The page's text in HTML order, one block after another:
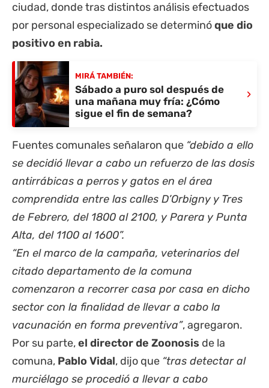
ciudad, donde tras distintos análisis efectuados
por personal especializado se determinóque dio
positivo en rabia.
MIRÁ TAMBIÉN:
Sábado a puro sol después de
una mañana muy fría: ¿Cómo
sigue el fin de semana?
›
Fuentes comunales señalaron que “debido a ello
se decidió llevar a cabo un refuerzo de las dosis
antirrábicas a perros y gatos en el área
comprendida entre las calles D’Orbigny y Tres
de Febrero, del 1800 al 2100, y Parera y Punta
Alta, del 1100 al 1600”.
“En el marco de la campaña, veterinarios del
citado departamento de la comuna
comenzaron a recorrer casa por casa en dicho
sector con la finalidad de llevar a cabo la
vacunación en forma preventiva”, agregaron.
Por su parte,el director de Zoonosis de la
comuna, Pablo Vidal, dijo que “tras detectar al
murciélago se procedió a llevar a cabo